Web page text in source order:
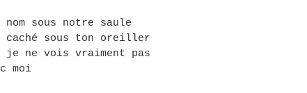
sous notre saule
caché sous ton oreiller
ne vois vraiment pas
moi